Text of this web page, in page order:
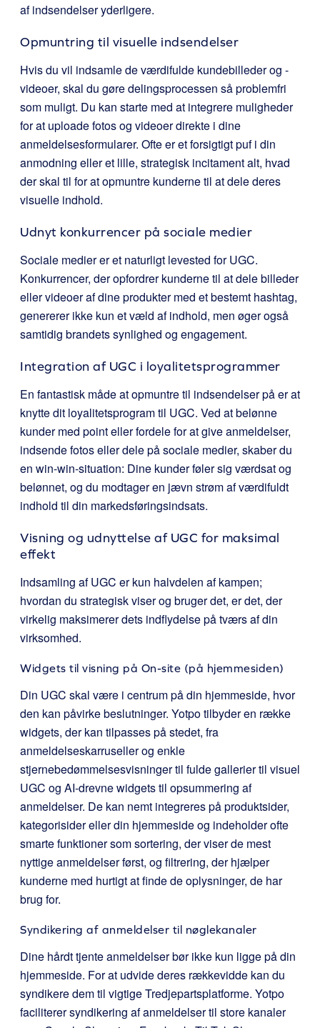
af indsendelser yderligere.
Opmuntring til visuelle indsendelser
Hvis du vil indsamle de værdifulde kundebilleder og -
videoer, skal du gøre delingsprocessen så problemfri
som muligt. Du kan starte med at integrere muligheder
for at uploade fotos og videoer direkte i dine
anmeldelsesformularer. Ofte er et forsigtigt puf i din
anmodning eller et lille, strategisk incitament alt, hvad
der skal til for at opmuntre kunderne til at dele deres
visuelle indhold.
Udnyt konkurrencer på sociale medier
Sociale medier er et naturligt levested for UGC.
Konkurrencer, der opfordrer kunderne til at dele billeder
eller videoer af dine produkter med et bestemt hashtag,
genererer ikke kun et væld af indhold, men øger også
samtidig brandets synlighed og engagement.
Integration af UGC i loyalitetsprogrammer
En fantastisk måde at opmuntre til indsendelser på er at
knytte dit loyalitetsprogram til UGC. Ved at belønne
kunder med point eller fordele for at give anmeldelser,
indsende fotos eller dele på sociale medier, skaber du
en win-win-situation: Dine kunder føler sig værdsat og
belønnet, og du modtager en jævn strøm af værdifuldt
indhold til din markedsføringsindsats.
Visning og udnyttelse af UGC for maksimal
effekt
Indsamling af UGC er kun halvdelen af kampen;
hvordan du strategisk viser og bruger det, er det, der
virkelig maksimerer dets indflydelse på tværs af din
virksomhed.
Widgets til visning på On-site (på hjemmesiden)
Din UGC skal være i centrum på din hjemmeside, hvor
den kan påvirke beslutninger. Yotpo tilbyder en række
widgets, der kan tilpasses på stedet, fra
anmeldelseskarruseller og enkle
stjernebedømmelsesvisninger til fulde gallerier til visuel
UGC og AI-drevne widgets til opsummering af
anmeldelser. De kan nemt integreres på produktsider,
kategorisider eller din hjemmeside og indeholder ofte
smarte funktioner som sortering, der viser de mest
nyttige anmeldelser først, og filtrering, der hjælper
kunderne med hurtigt at finde de oplysninger, de har
brug for.
Syndikering af anmeldelser til nøglekanaler
Dine hårdt tjente anmeldelser bør ikke kun ligge på din
hjemmeside. For at udvide deres rækkevidde kan du
syndikere dem til vigtige Tredjepartsplatforme. Yotpo
faciliterer syndikering af anmeldelser til store kanaler